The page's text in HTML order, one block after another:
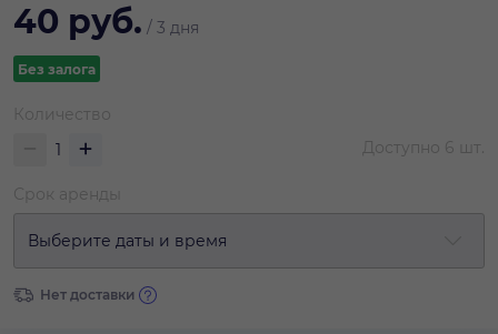
40 руб. / 3 дня
Без залога
Количество
Доступно 6 шт.
Срок аренды
Выберите даты и время
Нет доставки